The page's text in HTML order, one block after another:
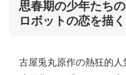
思春期の少年たち
ロボットの恋を描
古屋兎丸原作の熱狂的人